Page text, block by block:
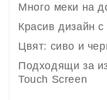
Много меки на
Красив дизайн с
Цвят: сиво и
Подходящи за
Touch Screen